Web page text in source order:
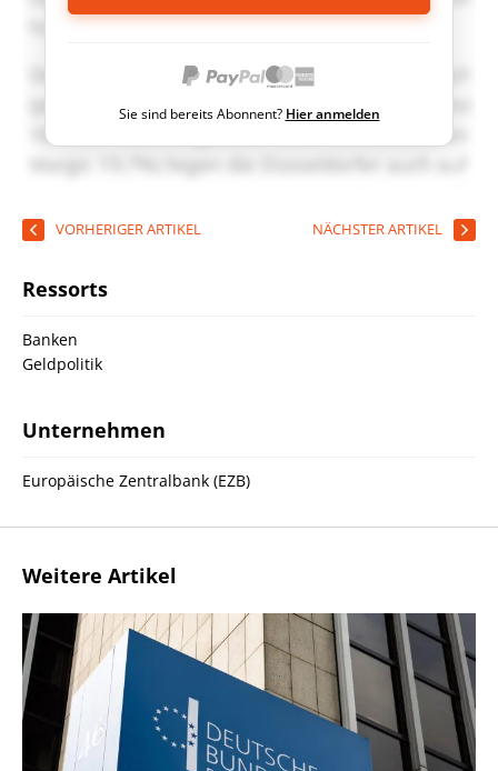
Sie sind bereits Abonnent? Hier anmelden
VORHERIGER ARTIKEL NÄCHSTER ARTIKEL
Ressorts
Banken
Geldpolitik
Unternehmen
Europäische Zentralbank (EZB)
Weitere Artikel